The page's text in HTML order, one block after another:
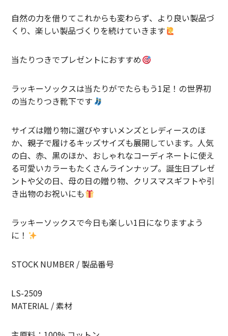
自然の力を借りてこれからも変わらず、より良い製品づ
くり、楽しい製品づくりを続けていきます
当たりつきでプレゼントにおすすめ
ラッキーソックスは当たりがでたらもう1足！の世界初
の当たりつき靴下です
サイズは贈り物に選びやすいメンズとレディースのほ
か、親子で履けるキッズサイズも展開しています。人気
の白、赤、黒のほか、おしゃれなコーディネートに使え
る可愛いカラーもたくさんラインナップ。誕生日プレゼ
ントや父の日、母の日の贈り物、クリスマスギフトや引
き出物のお祝いにも
ラッキーソックスで今日も楽しい1日になりますよう
に！
STOCK NUMBER / 製品番号
LS-2509
MATERIAL / 素材